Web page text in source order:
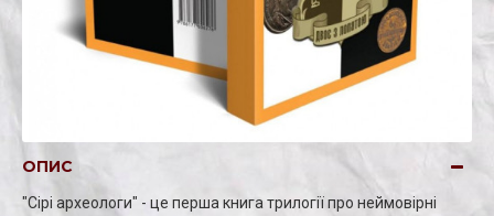
ОПИС
"Сірі археологи" - це перша книга трилогії про неймовірні